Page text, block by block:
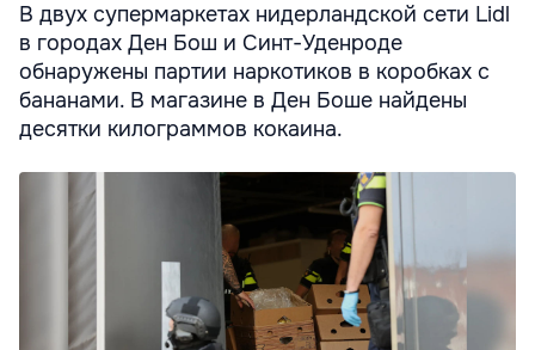
В двух супермаркетах нидерландской сети Lidl
в городах Ден Бош и Синт-Уденроде
обнаружены партии наркотиков в коробках с
бананами. В магазине в Ден Боше найдены
десятки килограммов кокаина.